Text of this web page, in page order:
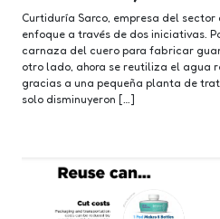
Curtiduría Sarco, empresa del
enfoque a través de dos iniciativas.
carnaza del cuero para fabricar
otro lado, ahora se reutiliza el agua
gracias a una pequeña planta de
solo disminuyeron […]